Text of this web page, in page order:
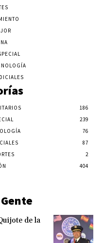
186
239
76
87
2
404
de la